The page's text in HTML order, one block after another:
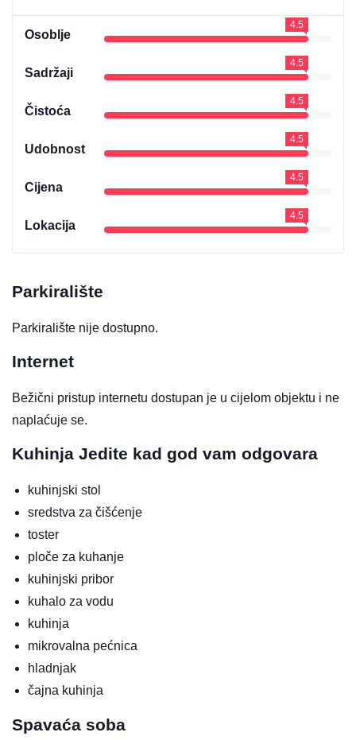
Osoblje
4.5
Sadržaji
4.5
Čistoća
4.5
Udobnost
4.5
Cijena
4.5
Lokacija
4.5
Parkiralište
Parkiralište nije dostupno.
Internet
Bežični pristup internetu dostupan je u cijelom objektu i ne
naplaćuje se.
Kuhinja Jedite kad god vam odgovara
kuhinjski stol
sredstva za čišćenje
toster
ploče za kuhanje
kuhinjski pribor
kuhalo za vodu
kuhinja
mikrovalna pećnica
hladnjak
čajna kuhinja
Spavaća soba